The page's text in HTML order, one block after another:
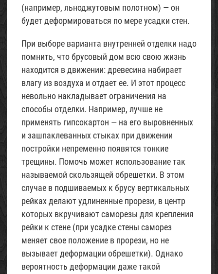
(например, льноджутовым полотном) — он
будет деформироваться по мере усадки стен.
При выборе варианта внутренней отделки надо
помнить, что брусовый дом всю свою жизнь
находится в движении: древесина набирает
влагу из воздуха и отдает ее. И этот процесс
невольно накладывает ограничения на
способы отделки. Например, лучше не
применять гипсокартон — на его выровненных
и зашпаклеванных стыках при движении
постройки непременно появятся тонкие
трещины. Помочь может использование так
называемой скользящей обрешетки. В этом
случае в подшиваемых к брусу вертикальных
рейках делают удлиненные прорези, в центр
которых вкручивают саморезы для крепления
рейки к стене (при усадке стены саморез
меняет свое положение в прорези, но не
вызывает деформации обрешетки). Однако
вероятность деформации даже такой